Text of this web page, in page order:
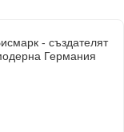
- създателят
Германия